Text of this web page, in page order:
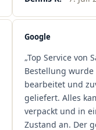
Google
„Top Service von
Bestellung wurde
bearbeitet und
geliefert. Alles
verpackt und in
Zustand an. Der